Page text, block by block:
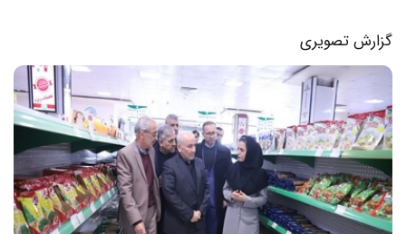
گزارش تصویری